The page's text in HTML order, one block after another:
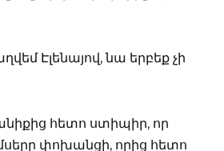
Էլենայով, նա երբեք չի
հետո ստիպիր, որ
փոխանցի, որից հետո